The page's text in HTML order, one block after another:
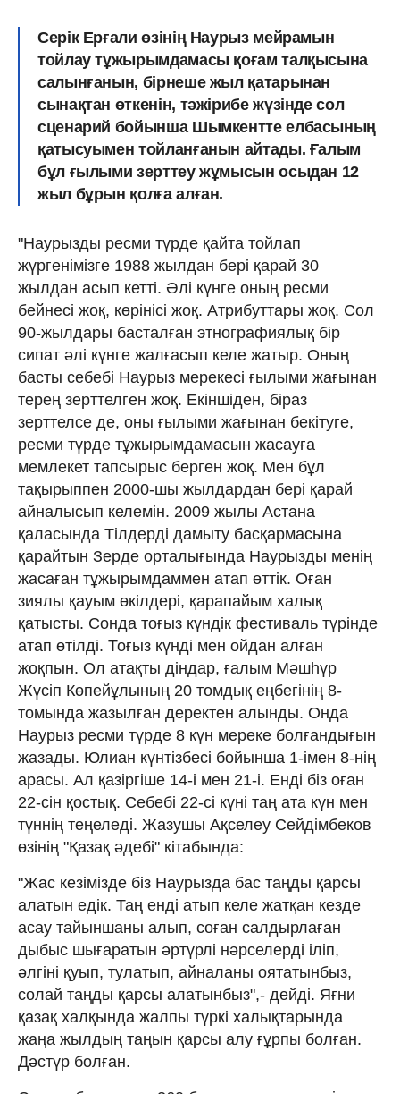
Серік Ерғали өзінің Наурыз мейрамын
тойлау тұжырымдамасы қоғам талқысына
салынғанын, бірнеше жыл қатарынан
сынақтан өткенін, тәжірибе жүзінде сол
сценарий бойынша Шымкентте елбасының
қатысуымен тойланғанын айтады. Ғалым
бұл ғылыми зерттеу жұмысын осыдан 12
жыл бұрын қолға алған.
"Наурызды ресми түрде қайта тойлап
жүргенімізге 1988 жылдан бері қарай 30
жылдан асып кетті. Әлі күнге оның ресми
бейнесі жоқ, көрінісі жоқ. Атрибуттары жоқ. Сол
90-жылдары басталған этнографиялық бір
сипат әлі күнге жалғасып келе жатыр. Оның
басты себебі Наурыз мерекесі ғылыми жағынан
терең зерттелген жоқ. Екіншіден, біраз
зерттелсе де, оны ғылыми жағынан бекітуге,
ресми түрде тұжырымдамасын жасауға
мемлекет тапсырыс берген жоқ. Мен бұл
тақырыппен 2000-шы жылдардан бері қарай
айналысып келемін. 2009 жылы Астана
қаласында Тілдерді дамыту басқармасына
қарайтын Зерде орталығында Наурызды менің
жасаған тұжырымдаммен атап өттік. Оған
зиялы қауым өкілдері, қарапайым халық
қатысты. Сонда тоғыз күндік фестиваль түрінде
атап өтілді. Тоғыз күнді мен ойдан алған
жоқпын. Ол атақты діндар, ғалым Мәшһүр
Жүсіп Көпейұлының 20 томдық еңбегінің 8-
томында жазылған деректен алынды. Онда
Наурыз ресми түрде 8 күн мереке болғандығын
жазады. Юлиан күнтізбесі бойынша 1-імен 8-нің
арасы. Ал қазіргіше 14-і мен 21-і. Енді біз оған
22-сін қостық. Себебі 22-сі күні таң ата күн мен
түннің теңеледі. Жазушы Ақселеу Сейдімбеков
өзінің "Қазақ әдебі" кітабында:
"Жас кезімізде біз Наурызда бас таңды қарсы
алатын едік. Таң енді атып келе жатқан кезде
асау тайыншаны алып, соған салдырлаған
дыбыс шығаратын әртүрлі нәрселерді іліп,
әлгіні қуып, тулатып, айналаны оятатынбыз,
солай таңды қарсы алатынбыз",- дейді. Яғни
қазақ халқында жалпы түркі халықтарында
жаңа жылдың таңын қарсы алу ғұрпы болған.
Дәстүр болған.